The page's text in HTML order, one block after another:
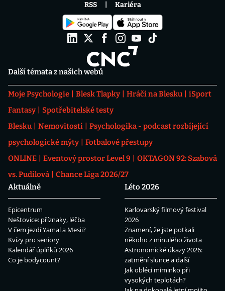
Další témata z našich webů
Moje Psychologie Blesk Tlapky Hráči na Blesku
iSport
Fantasy
Spotřebitelské testy
Blesku
Nemovitosti
Psychologika - podcast rozbíjející
psychologické mýty
Fotbalové přestupy
ONLINE
Eventový prostor Level 9
OKTAGON 92: Szabová
vs. Pudilová
Chance Liga 2026/27
Aktuálně
Epicentrum
Neštovice: příznaky, léčba
V čem jezdí Yamal a Mesii?
Kvízy pro seniory
Kalendář úplňků 2026
Co je bodycount?
Léto 2026
Karlovarský filmový festival
2026
Znamení, že jste potkali
někoho z minulého života
Astronomické úkazy 2026:
zatmění slunce a další
Jak obléci miminko při
vysokých teplotách?
RSS Kariéra